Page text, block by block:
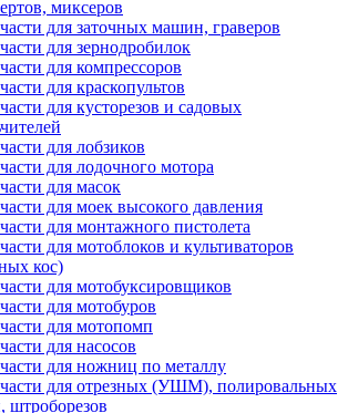
миксеров
для заточных машин, граверов
для зернодробилок
для компрессоров
для краскопультов
для кусторезов и садовых
для лобзиков
для лодочного мотора
для масок
для моек высокого давления
для монтажного пистолета
для мотоблоков и культиваторов
кос)
для мотобуксировщиков
для мотобуров
для мотопомп
для насосов
для ножниц по металлу
для отрезных (УШМ), полировальных
штроборезов